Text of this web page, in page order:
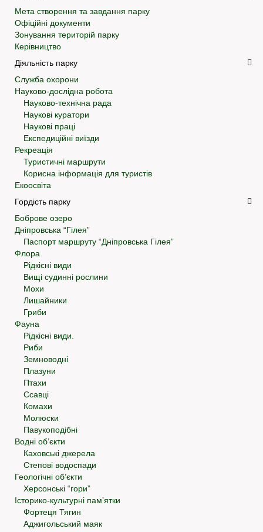
Мета створення та завдання парку
Офіційні документи
Зонування територій парку
Керівництво
Діяльність парку
Служба охорони
Науково-дослідна робота
Науково-технічна рада
Наукові куратори
Наукові праці
Експедиційні виїзди
Рекреація
Туристичні маршрути
Корисна інформація для туристів
Екоосвіта
Гордість парку
Боброве озеро
Дніпровська “Гілея”
Паспорт маршруту “Дніпровська Гілея”
Флора
Рідкісні види
Вищі судинні рослини
Мохи
Лишайники
Гриби
Фауна
Рідкісні види.
Риби
Земноводні
Плазуни
Птахи
Ссавці
Комахи
Молюски
Павукоподібні
Водні об’єкти
Каховські джерела
Степові водоспади
Геологічні об’єкти
Херсонські “гори”
Історико-культурні пам’ятки
Фортеця Тягин
Аджигольський маяк